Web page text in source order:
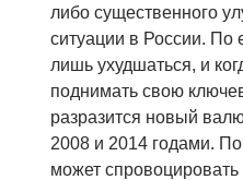
либо существенного
ситуации в России. По
лишь ухудшаться, и
поднимать свою
разразится новый
2008 и 2014 годами.
может